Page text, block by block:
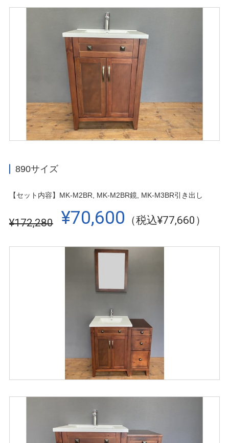
890サイズ
【セット内容】MK-M2BR, MK-M2BR鏡, MK-M3BR引き出し
¥172,280 ¥70,600 （税込¥77,660）